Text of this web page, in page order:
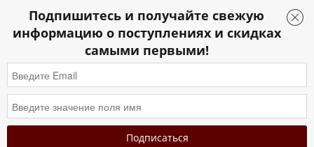
Подпишитесь и получайте свежую
информацию о поступлениях и скидках
самыми первыми!